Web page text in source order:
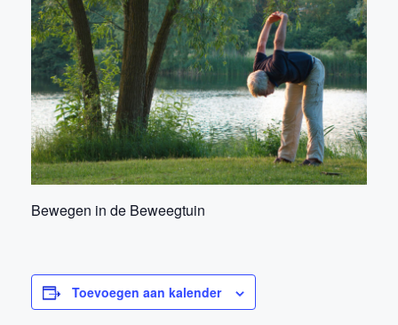
Bewegen in de Beweegtuin
Toevoegen aan kalender